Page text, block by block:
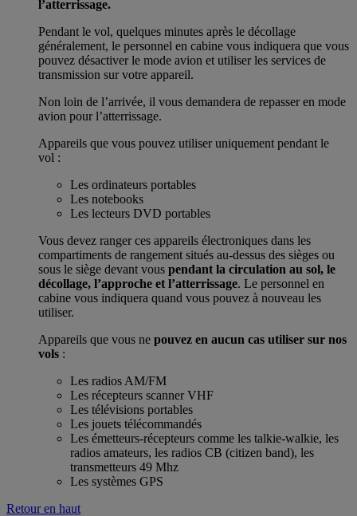
l’atterrissage.
Pendant le vol, quelques minutes après le décollage
généralement, le personnel en cabine vous indiquera que vous
pouvez désactiver le mode avion et utiliser les services de
transmission sur votre appareil.
Non loin de l’arrivée, il vous demandera de repasser en mode
avion pour l’atterrissage.
Appareils que vous pouvez utiliser uniquement pendant le
vol :
Les ordinateurs portables
Les notebooks
Les lecteurs DVD portables
Vous devez ranger ces appareils électroniques dans les
compartiments de rangement situés au-dessus des sièges ou
sous le siège devant vous pendant la circulation au sol, le
décollage, l’approche et l’atterrissage. Le personnel en
cabine vous indiquera quand vous pouvez à nouveau les
utiliser.
Appareils que vous ne pouvez en aucun cas utiliser sur nos
vols :
Les radios AM/FM
Les récepteurs scanner VHF
Les télévisions portables
Les jouets télécommandés
Les émetteurs-récepteurs comme les talkie-walkie, les
radios amateurs, les radios CB (citizen band), les
transmetteurs 49 Mhz
Les systèmes GPS
Retour en haut